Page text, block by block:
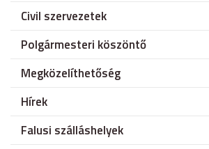
Civil szervezetek
Polgármesteri köszöntő
Megközelíthetőség
Hírek
Falusi szálláshelyek